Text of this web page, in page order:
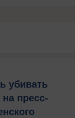
убивать
пресс-